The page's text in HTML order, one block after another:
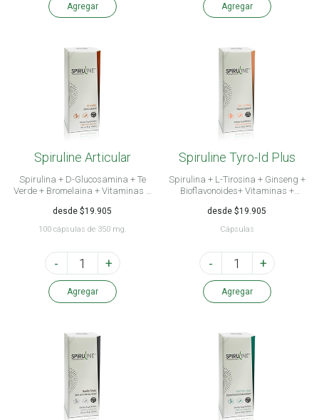
Agregar Agregar
Spiruline Articular
Spirulina + D-Glucosamina + Te
Verde + Bromelaina + Vitaminas +
desde $19.905
100 cápsulas de 350 mg.
- +
Agregar
Spiruline Tyro-Id Plus
Spirulina + L-Tirosina + Ginseng +
Bioflavonoides+ Vitaminas +
desde $19.905
Cápsulas
- +
Agregar